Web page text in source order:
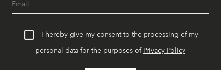
I hereby give my consent to the processing of my
personal data for the purposes of Privacy Policy